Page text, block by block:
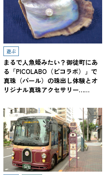
遊ぶ
まるで人魚姫みたい？御徒町にあ
る「PICOLABO（ピコラボ）」で
真珠（パール）の珠出し体験とオ
リジナル真珠アクセサリー……